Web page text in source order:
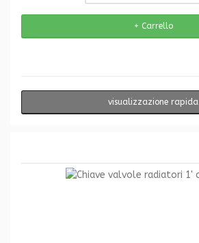
visualizzazione rapida